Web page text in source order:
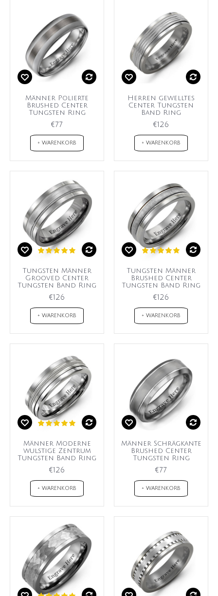
Männer Polierte
Brushed Center
Tungsten Ring
€77
+ WARENKORB
Herren gewelltes
Center Tungsten
Band Ring
€126
+ WARENKORB
Tungsten Männer
Grooved Center
Tungsten Band Ring
€126
+ WARENKORB
Tungsten Männer
Brushed Center
Tungsten Band Ring
€126
+ WARENKORB
Männer Moderne
wulstige Zentrum
Tungsten Band Ring
€126
+ WARENKORB
Männer Schrägkante
Brushed Center
Tungsten Ring
€77
+ WARENKORB